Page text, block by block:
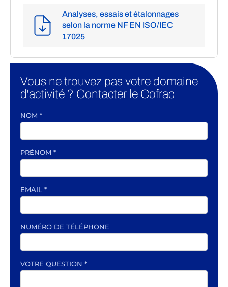
Analyses, essais et étalonnages
selon la norme NF EN ISO/IEC
17025
Vous ne trouvez pas votre domaine
d'activité ? Contacter le Cofrac
NOM *
PRÉNOM *
EMAIL *
NUMÉRO DE TÉLÉPHONE
VOTRE QUESTION *